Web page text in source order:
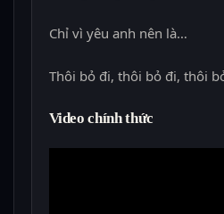
Chỉ vì yêu anh nên là…
Thôi bỏ đi, thôi bỏ đi, thôi
Video chính thức